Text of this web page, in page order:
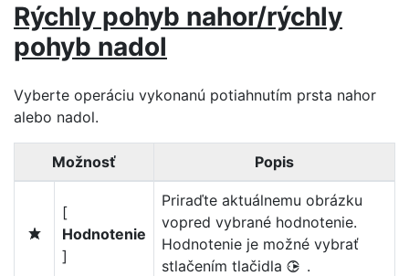
Rýchly pohyb nahor/rýchly
pohyb nadol
Vyberte operáciu vykonanú potiahnutím prsta nahor
alebo nadol.
Možnosť Popis
c
[
Hodnotenie
]
Priraďte aktuálnemu obrázku
vopred vybrané hodnotenie.
Hodnotenie je možné vybrať
stlačením tlačidla 2 .